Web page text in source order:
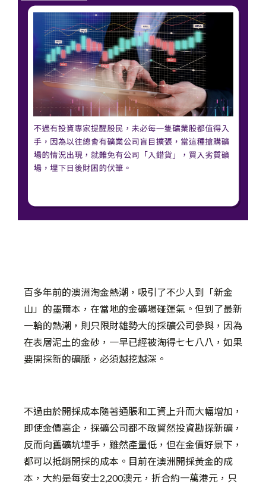
百多年前的澳洲淘金熱潮，吸引了不少人到「新金
山」的墨爾本，在當地的金礦場碰運氣。但到了最新
一輪的熱潮，則只限財雄勢大的採礦公司參與，因為
在表層泥土的金砂，一早已經被淘得七七八八，如果
要開採新的礦脈，必須越挖越深。
不過由於開採成本隨著通脹和工資上升而大幅增加，
即使金價高企，採礦公司都不敢貿然投資勘探新礦，
反而向舊礦坑埋手，雖然產量低，但在金價好景下，
都可以抵銷開採的成本。目前在澳洲開採黃金的成
本，大約是每安士2,200澳元，折合約一萬港元，只